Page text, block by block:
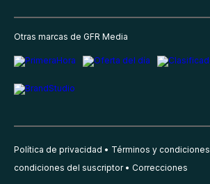
Otras marcas de GFR Media
Política de privacidad Términos y condiciones
condiciones del suscriptor
Correcciones